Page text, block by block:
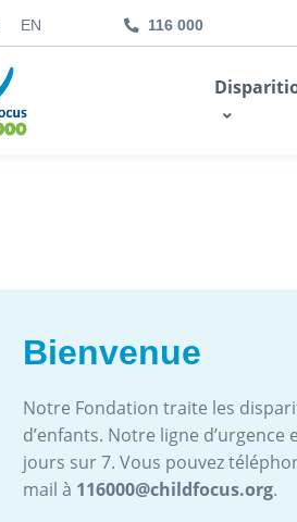
EN 116 000
Bienvenue
Notre Fondation traite les
d’enfants. Notre ligne d’urgence
jours sur 7. Vous pouvez
mail à 116000@childfocus.org.